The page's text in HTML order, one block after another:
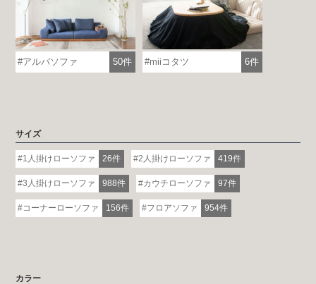
アルバソファ 50件 miiコタツ 6件
サイズ
1人掛けローソファ 26件 2人掛けローソファ 419件
3人掛けローソファ 988件 カウチローソファ 97件
コーナーローソファ 156件 フロアソファ 954件
カラー